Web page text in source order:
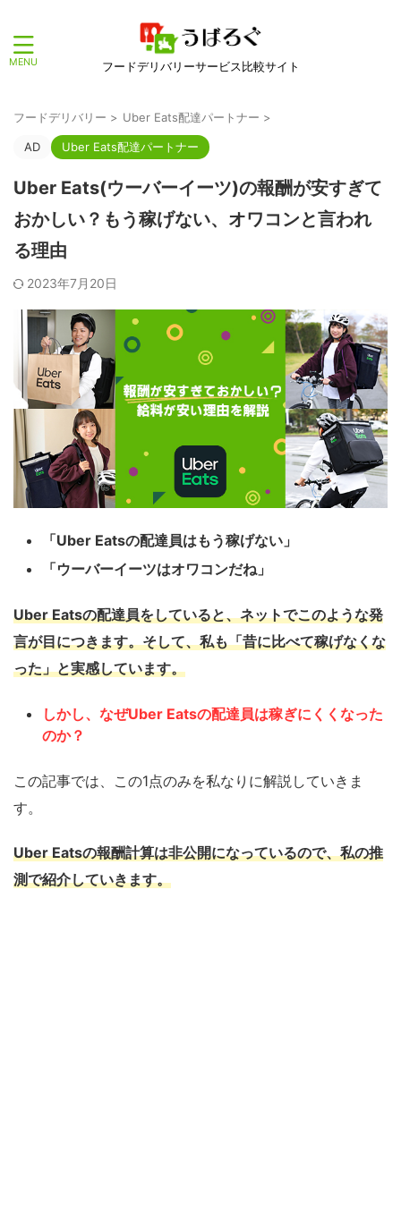
フードデリバリーサービス比較サイト
フードデリバリー > Uber Eats配達パートナー >
AD Uber Eats配達パートナー
Uber Eats(ウーバーイーツ)の報酬が安すぎて
おかしい？もう稼げない、オワコンと言われ
る理由
2023年7月20日
「Uber Eatsの配達員はもう稼げない」
「ウーバーイーツはオワコンだね」
Uber Eatsの配達員をしていると、ネットでこのような発
言が目につきます。そして、私も「昔に比べて稼げなくな
った」と実感しています。
しかし、なぜUber Eatsの配達員は稼ぎにくくなった
のか？
この記事では、この1点のみを私なりに解説していきま
す。
Uber Eatsの報酬計算は非公開になっているので、私の推
測で紹介していきます。